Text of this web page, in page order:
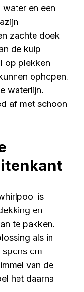
water en een
zachte doek
de kuip
op plekken
ophopen,
waterlijn.
af met schoon
is
en
te pakken.
als in
om
van de
het daarna